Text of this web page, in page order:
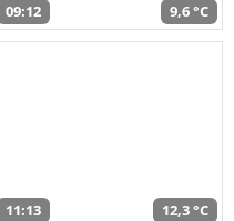
09:12 9,6 °C
11:13 12,3 °C